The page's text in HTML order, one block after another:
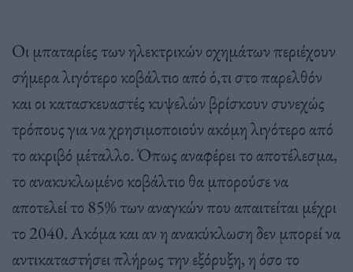
Οι μπαταρίες των ηλεκτρικών οχημάτων περιέχουν
σήμερα λιγότερο κοβάλτιο από ό,τι στο παρελθόν
και οι κατασκευαστές κυψελών βρίσκουν συνεχώς
τρόπους για να χρησιμοποιούν ακόμη λιγότερο από
το ακριβό μέταλλο. Όπως αναφέρει το αποτέλεσμα,
το ανακυκλωμένο κοβάλτιο θα μπορούσε να
αποτελεί το 85% των αναγκών που απαιτείται μέχρι
το 2040. Ακόμα και αν η ανακύκλωση δεν μπορεί να
αντικαταστήσει πλήρως την εξόρυξη, η όσο το